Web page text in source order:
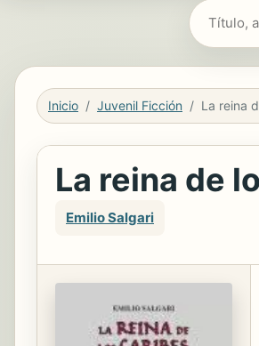
Buscar
Inicio Juvenil Ficción La reina
La reina de
Emilio Salgari